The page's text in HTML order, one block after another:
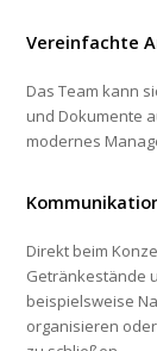
Vereinfachte
Das Team kann
und Dokumente
modernes
Direkt beim
Getränkestände
beispielsweise
organisieren